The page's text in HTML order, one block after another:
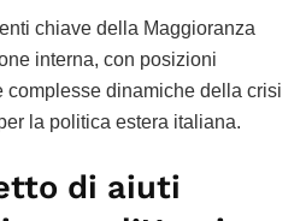
chiave della Maggioranza
interna, con posizioni
complesse dinamiche della crisi
la politica estera italiana.
di aiuti